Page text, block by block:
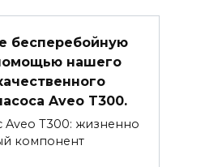
бесперебойную
нашего
Aveo T300.
Aveo T300: жизненно
компонент